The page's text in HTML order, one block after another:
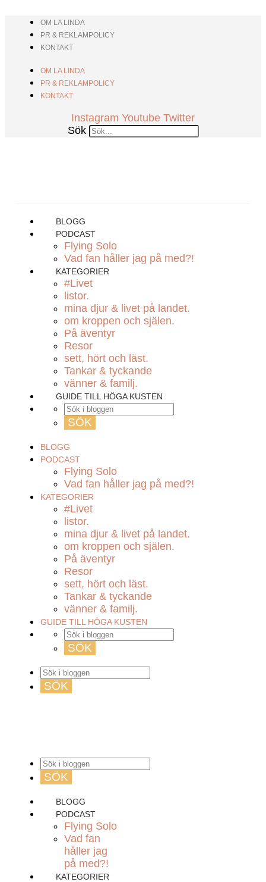
innehåll
OM LA LINDA
PR & REKLAMPOLICY
KONTAKT
OM LA LINDA
PR & REKLAMPOLICY
KONTAKT
Instagram Youtube Twitter
Sök
BLOGG
PODCAST
Flying Solo
Vad fan håller jag på med?!
KATEGORIER
#Livet
listor.
mina djur & livet på landet.
om kroppen och själen.
På äventyr
Resor
sett, hört och läst.
Tankar & tyckande
vänner & familj.
GUIDE TILL HÖGA KUSTEN
BLOGG
PODCAST
Flying Solo
Vad fan håller jag på med?!
KATEGORIER
#Livet
listor.
mina djur & livet på landet.
om kroppen och själen.
På äventyr
Resor
sett, hört och läst.
Tankar & tyckande
vänner & familj.
GUIDE TILL HÖGA KUSTEN
BLOGG
PODCAST
Flying Solo
Vad fan
håller jag
på med?!
KATEGORIER